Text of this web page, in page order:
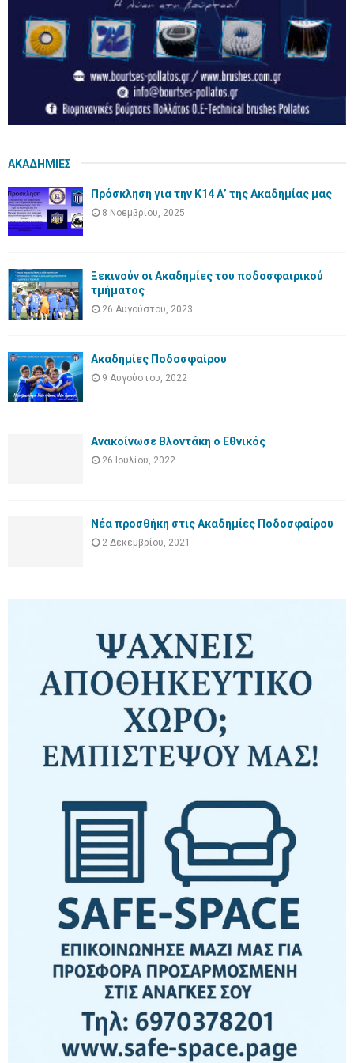
ΑΚΑΔΗΜΙΕΣ
Πρόσκληση για την Κ14 Α’ της Ακαδημίας μας
8 Νοεμβρίου, 2025
Ξεκινούν οι Ακαδημίες του ποδοσφαιρικού
τμήματος
26 Αυγούστου, 2023
Ακαδημίες Ποδοσφαίρου
9 Αυγούστου, 2022
Ανακοίνωσε Βλοντάκη ο Εθνικός
26 Ιουλίου, 2022
Νέα προσθήκη στις Ακαδημίες Ποδοσφαίρου
2 Δεκεμβρίου, 2021